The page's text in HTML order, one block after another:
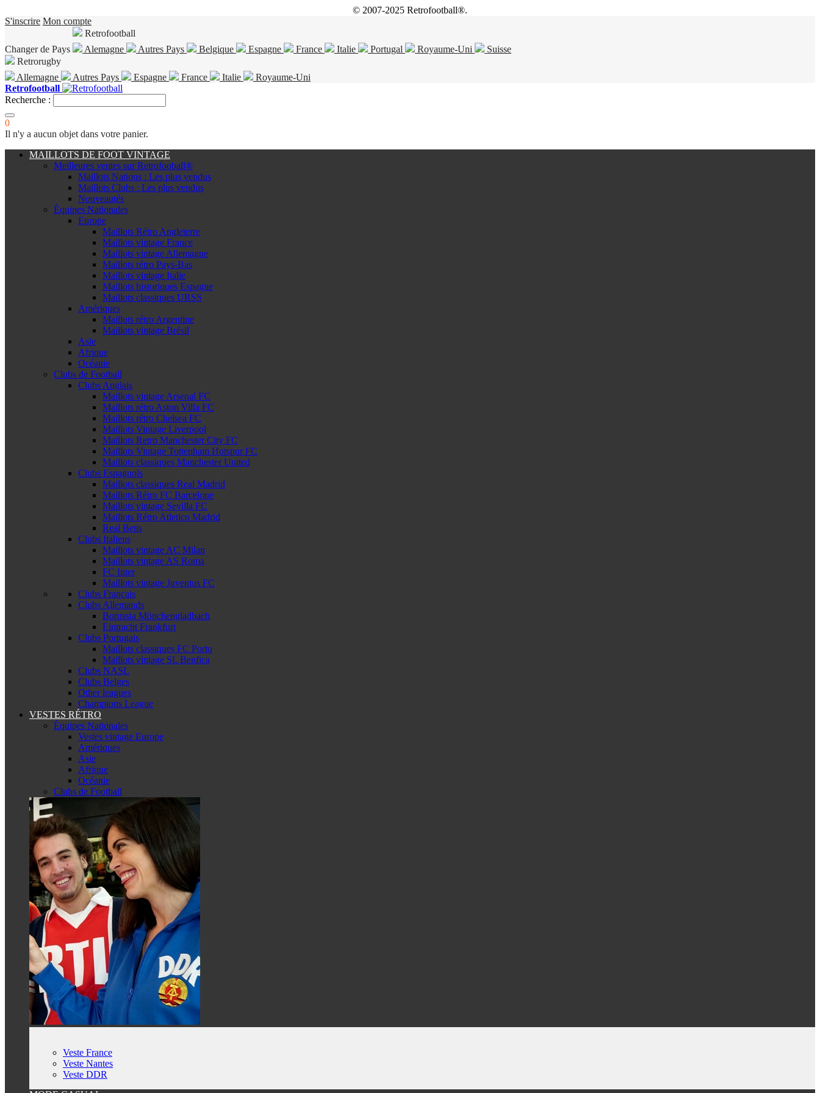
© 2007-2025 Retrofootball®.
S'inscrire Mon compte
Changer de Pays
Retrofootball
Alemagne
Autres Pays Belgique Espagne France Italie Portugal Royaume-Uni
Suisse
Retrorugby
Allemagne
Autres Pays Espagne France Italie
Royaume-Uni
Retrofootball
Recherche :
0
Il n'y a aucun objet dans votre panier.
MAILLOTS DE FOOT VINTAGE
Meilleures ventes sur Retrofooball®
Maillots Nations : Les plus vendus
Maillots Clubs : Les plus vendus
Nouveautés
Équipes Nationales
Europe
Maillots Rétro Angleterre
Maillots vintage France
Maillots vintage Allemagne
Maillots rétro Pays-Bas
Maillots vintage Italie
Maillots historiques Espagne
Maillots classiques URSS
Amériques
Maillots rétro Argentine
Maillots vintage Brésil
Asie
Afrique
Océanie
Clubs de Football
Clubs Anglais
Maillots vintage Arsenal FC
Maillots rétro Aston Villa FC
Maillots rétro Chelsea FC
Maillots Vintage Liverpool
Maillots Retro Manchester City FC
Maillots Vintage Tottenham Hotspur FC
Maillots classiques Manchester United
Clubs Espagnols
Maillots classiques Real Madrid
Maillots Rétro FC Barcelone
Maillots vintage Sevilla FC
Maillots Rétro Atletico Madrid
Real Betis
Clubs Italiens
Maillots vintage AC Milan
Maillots vintage AS Roma
FC Inter
Maillots vintage Juventus FC
Clubs Français
Clubs Allemands
Borussia Mönchengladbach
Eintracht Frankfurt
Clubs Portugais
Maillots classiques FC Porto
Maillots vintage SL Benfica
Clubs NASL
Clubs Belges
Other leagues
Champions League
VESTES RÉTRO
Équipes Nationales
Vestes vintage Europe
Amériques
Asie
Afrique
Océanie
Clubs de Football
Veste France
Veste Nantes
Veste DDR